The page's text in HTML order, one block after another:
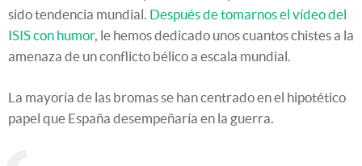
sido tendencia mundial. Después de tomarnos el vídeo del
ISIS con humor, le hemos dedicado unos cuantos chistes a la
amenaza de un conflicto bélico a escala mundial.
La mayoría de las bromas se han centrado en el hipotético
papel que España desempeñaría en la guerra.